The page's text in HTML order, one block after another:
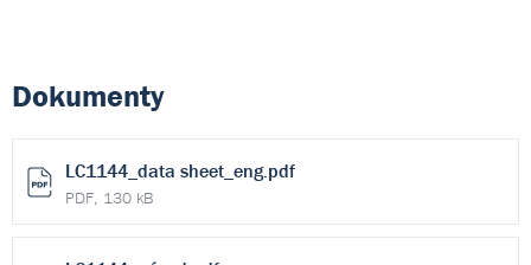
Dokumenty
LC1144_data sheet_eng.pdf
PDF, 130 kB